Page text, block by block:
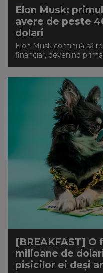
CONTUL MEU
Elon Musk:
avere de peste
dolari
Elon Musk continuă să
financiar, devenind prima
[BREAKFAST]
milioane de
pisicilor ei deși